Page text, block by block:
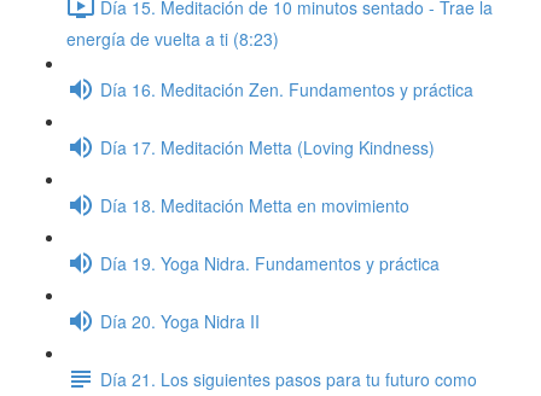
Día 15. Meditación de 10 minutos sentado - Trae la
energía de vuelta a ti (8:23)
Día 16. Meditación Zen. Fundamentos y práctica
Día 17. Meditación Metta (Loving Kindness)
Día 18. Meditación Metta en movimiento
Día 19. Yoga Nidra. Fundamentos y práctica
Día 20. Yoga Nidra II
Día 21. Los siguientes pasos para tu futuro como